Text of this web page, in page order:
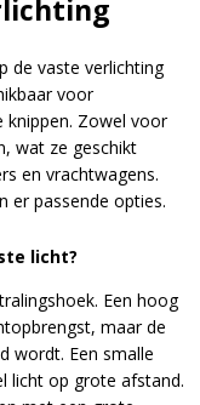
de vaste verlichting
voor
Zowel voor
wat ze geschikt
en vrachtwagens.
er passende opties.
licht?
Een hoog
maar de
wordt. Een smalle
licht op grote afstand.
product
leuke
van de
een paar